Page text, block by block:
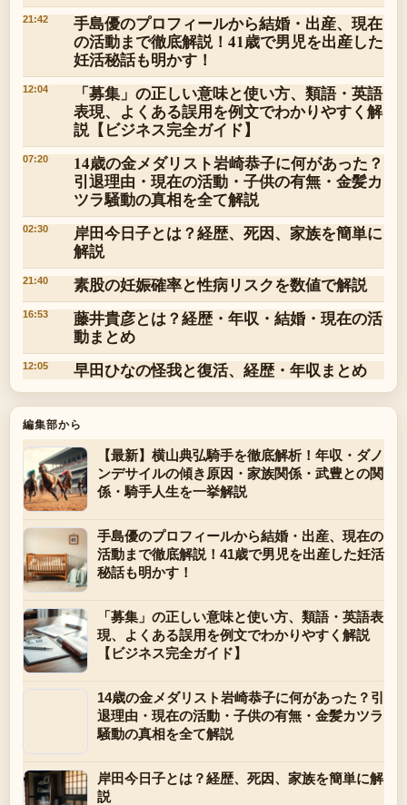
21:42
手島優のプロフィールから結婚・出産、現在
の活動まで徹底解説！41歳で男児を出産した
妊活秘話も明かす！
12:04
「募集」の正しい意味と使い方、類語・英語
表現、よくある誤用を例文でわかりやすく解
説【ビジネス完全ガイド】
07:20
14歳の金メダリスト岩崎恭子に何があった？
引退理由・現在の活動・子供の有無・金髪カ
ツラ騒動の真相を全て解説
02:30
岸田今日子とは？経歴、死因、家族を簡単に
解説
21:40 素股の妊娠確率と性病リスクを数値で解説
16:53
藤井貴彦とは？経歴・年収・結婚・現在の活
動まとめ
12:05 早田ひなの怪我と復活、経歴・年収まとめ
編集部から
【最新】横山典弘騎手を徹底解析！年収・ダノ
ンデサイルの傾き原因・家族関係・武豊との関
係・騎手人生を一挙解説
手島優のプロフィールから結婚・出産、現在の
活動まで徹底解説！41歳で男児を出産した妊活
秘話も明かす！
「募集」の正しい意味と使い方、類語・英語表
現、よくある誤用を例文でわかりやすく解説
【ビジネス完全ガイド】
14歳の金メダリスト岩崎恭子に何があった？引
退理由・現在の活動・子供の有無・金髪カツラ
騒動の真相を全て解説
岸田今日子とは？経歴、死因、家族を簡単に解
説